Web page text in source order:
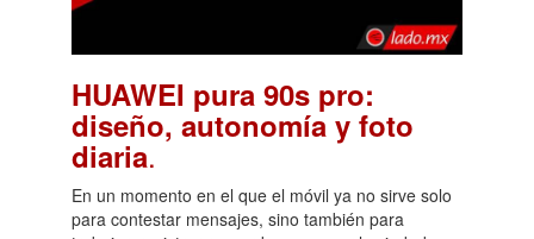
HUAWEI pura 90s pro:
diseño, autonomía y foto
diaria.
En un momento en el que el móvil ya no sirve solo
para contestar mensajes, sino también para